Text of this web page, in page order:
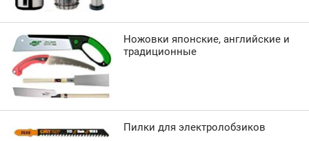
Ножовки японские, английские и
традиционные
Пилки для электролобзиков